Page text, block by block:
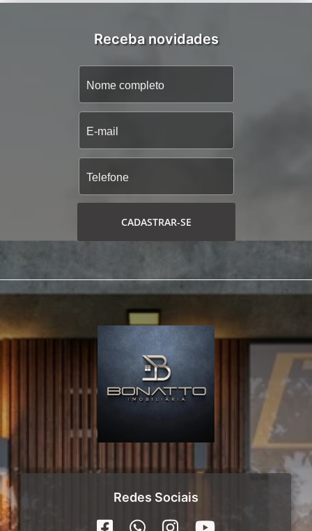
Receba novidades
CADASTRAR-SE
Redes Sociais